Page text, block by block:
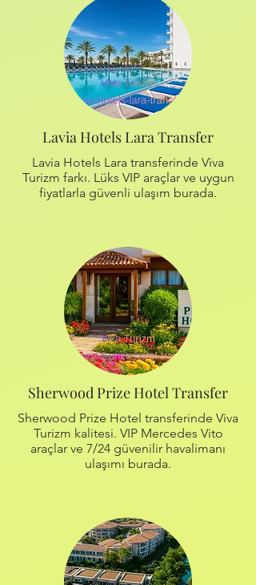
Lavia Hotels Lara Transfer
Lavia Hotels Lara transferinde Viva
Turizm farkı. Lüks VIP araçlar ve uygun
fiyatlarla güvenli ulaşım burada.
Sherwood Prize Hotel Transfer
Sherwood Prize Hotel transferinde Viva
Turizm kalitesi. VIP Mercedes Vito
araçlar ve 7/24 güvenilir havalimanı
ulaşımı burada.